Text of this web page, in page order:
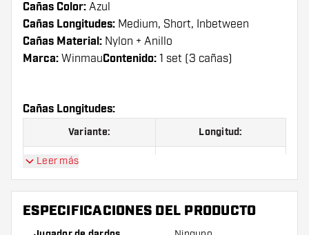
Cañas Color: Azul
Cañas Longitudes: Medium, Short, Inbetween
Cañas Material: Nylon + Anillo
Marca: WinmauContenido: 1 set (3 cañas)
Cañas Longitudes:
Variante: Longitud:
Short
Medium 48 mm
Leer más
ESPECIFICACIONES DEL PRODUCTO